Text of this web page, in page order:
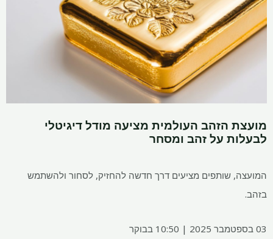
מועצת הזהב העולמית מציעה מודל דיגיטלי
לבעלות על זהב ומסחר
המועצה, שותפים מציעים דרך חדשה להחזיק, לסחור ולהשתמש
בזהב.
03 בספטמבר 2025 | 10:50 בבוקר